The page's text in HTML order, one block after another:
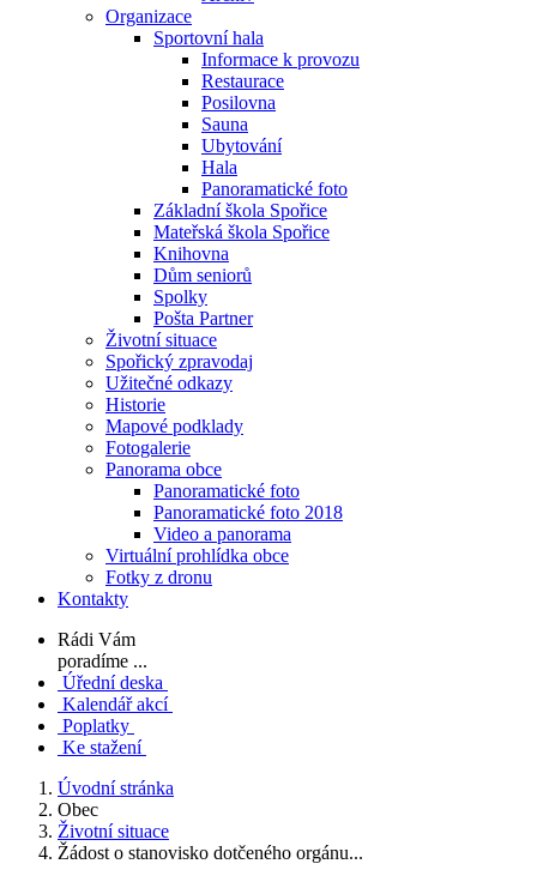
Organizace
Sportovní hala
Informace k provozu
Restaurace
Posilovna
Sauna
Ubytování
Hala
Panoramatické foto
Základní škola Spořice
Mateřská škola Spořice
Knihovna
Dům seniorů
Spolky
Pošta Partner
Životní situace
Spořický zpravodaj
Užitečné odkazy
Historie
Mapové podklady
Fotogalerie
Panorama obce
Panoramatické foto
Panoramatické foto 2018
Video a panorama
Virtuální prohlídka obce
Fotky z dronu
Kontakty
Rádi Vám
poradíme ...
Úřední deska
Kalendář akcí
Poplatky
Ke stažení
Úvodní stránka
Obec
Životní situace
Žádost o stanovisko dotčeného orgánu...